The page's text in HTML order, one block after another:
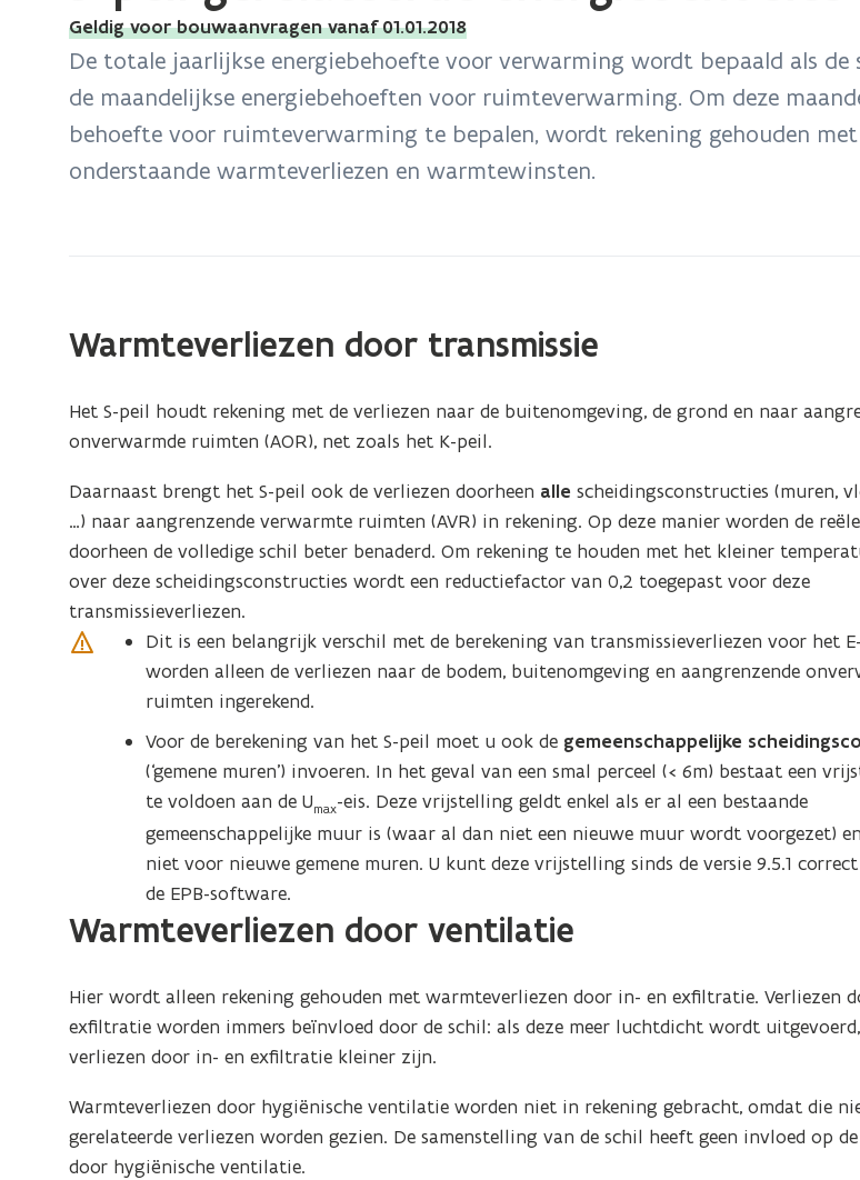
bevindt
gerelateerde
Geldig voor bouwaanvragen vanaf 01.01.2018
De totale jaarlijkse energiebehoefte voor verwarming wordt bepaald als de
de maandelijkse energiebehoeften voor ruimteverwarming. Om deze
behoefte voor ruimteverwarming te bepalen, wordt rekening gehouden met
onderstaande warmteverliezen en warmtewinsten.
Warmteverliezen door transmissie
Het S-peil houdt rekening met de verliezen naar de buitenomgeving, de grond en naar
onverwarmde ruimten (AOR), net zoals het K-peil.
Daarnaast brengt het S-peil ook de verliezen doorheen allescheidingsconstructies (muren,
…) naar aangrenzende verwarmte ruimten (AVR) in rekening. Op deze manier worden de
doorheen de volledige schil beter benaderd. Om rekening te houden met het kleiner
over deze scheidingsconstructies wordt een reductiefactor van 0,2 toegepast voor deze
transmissieverliezen.
Dit is een belangrijk verschil met de berekening van transmissieverliezen voor het
worden alleen de verliezen naar de bodem, buitenomgeving en aangrenzende
ruimten ingerekend.
Voor de berekening van het S-peil moet u ook de gemeenschappelijke
(‘gemene muren’) invoeren. In het geval van een smal perceel (< 6m) bestaat een
te voldoen aan de Umax-eis. Deze vrijstelling geldt enkel als er al een bestaande
gemeenschappelijke muur is (waar al dan niet een nieuwe muur wordt voorgezet)
niet voor nieuwe gemene muren. U kunt deze vrijstelling sinds de versie 9.5.1
de EPB-software.
Warmteverliezen door ventilatie
Hier wordt alleen rekening gehouden met warmteverliezen door in- en exfiltratie. Verliezen
exfiltratie worden immers beïnvloed door de schil: als deze meer luchtdicht wordt
verliezen door in- en exfiltratie kleiner zijn.
Warmteverliezen door hygiënische ventilatie worden niet in rekening gebracht, omdat die
gerelateerde verliezen worden gezien. De samenstelling van de schil heeft geen invloed op
door hygiënische ventilatie.